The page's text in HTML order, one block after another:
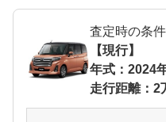
査定時の条件
【現行】
年式：2024
走行距離：2